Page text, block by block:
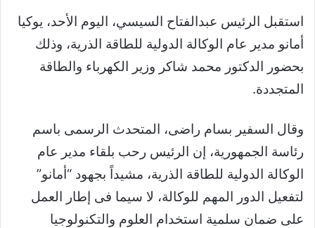
استقبل الرئيس عبدالفتاح السيسي، اليوم الأحد، يوكيا
أمانو مدير عام الوكالة الدولية للطاقة الذرية، وذلك
بحضور الدكتور محمد شاكر وزير الكهرباء والطاقة
المتجددة.
وقال السفير بسام راضى، المتحدث الرسمى باسم
رئاسة الجمهورية، إن الرئيس رحب بلقاء مدير عام
الوكالة الدولية للطاقة الذرية، مشيداً بجهود “أمانو”
لتفعيل الدور المهم للوكالة، لا سيما فى إطار العمل
على ضمان سلمية استخدام العلوم والتكنولوجيا